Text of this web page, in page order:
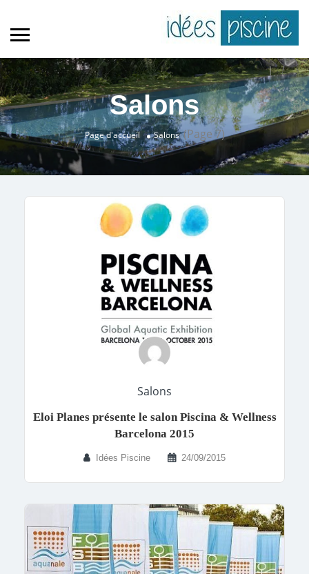
Salons
Page d'accueil Salons(Page 7)
Salons
Eloi Planes présente le salon Piscina & Wellness
Barcelona 2015
Idées Piscine 24/09/2015